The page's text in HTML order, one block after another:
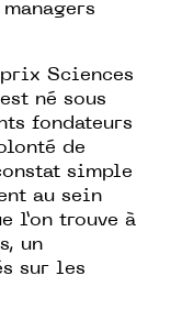
Sciences
né sous
fondateurs
de
simple
au sein
l’on trouve à
un
sur les